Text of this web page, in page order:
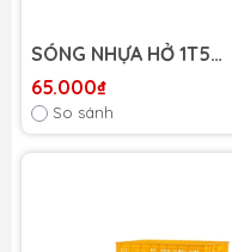
SÓNG NHỰA HỞ 1T5
HIỆP THÀNH
65.000₫
So sánh